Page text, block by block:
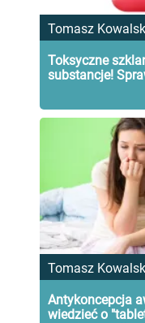
Tomasz
Toksyczne
substancje!
Tomasz
Antykoncepcja
wiedzieć o